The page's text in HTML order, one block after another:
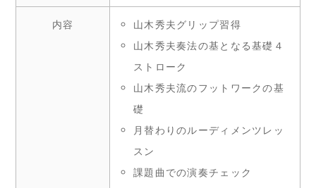
内容
山木秀夫グリップ習得
山木秀夫奏法の基となる基礎４
ストローク
山木秀夫流のフットワークの基
礎
月替わりのルーディメンツレッ
スン
課題曲での演奏チェック